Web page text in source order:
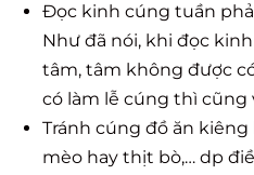
Đọc kinh cúng tuần
Như đã nói, khi đọc
tâm, tâm không được
có làm lễ cúng thì cũng
Tránh cúng đồ ăn
mèo hay thịt bò,… dp